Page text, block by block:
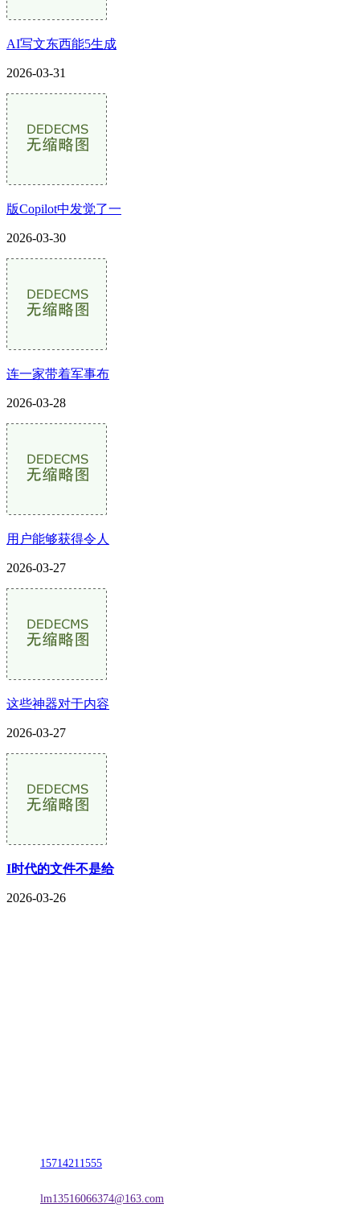
AI写文东西能5生成
2026-03-31
版Copilot中发觉了一
2026-03-30
连一家带着军事布
2026-03-28
用户能够获得令人
2026-03-27
这些神器对于内容
2026-03-27
I时代的文件不是给
2026-03-26
15714211555
lm13516066374@163.com